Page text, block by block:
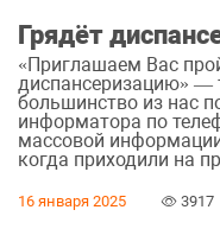
Грядёт
«Приглашаем Вас
диспансеризацию» —
большинство из нас
информатора по
массовой
когда приходили на
16 января 2025 3917